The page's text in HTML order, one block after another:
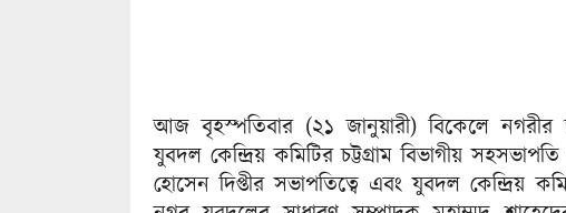
আজ বৃহস্পতিবার (২১ জানুয়ারী) বিকেলে নগরীর
যুবদল কেন্দ্রিয় কমিটির চট্টগ্রাম বিভাগীয়
হোসেন দিপ্তীর সভাপতিত্বে এবং যুবদল কেন্দ্রিয়